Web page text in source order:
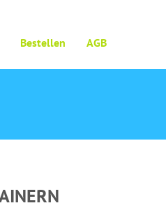
Bestellen AGB